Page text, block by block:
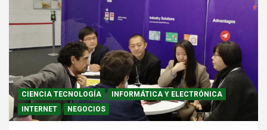
CIENCIA TECNOLOGÍA
INFORMÁTICA Y ELECTRÓNICA
INTERNET
NEGOCIOS